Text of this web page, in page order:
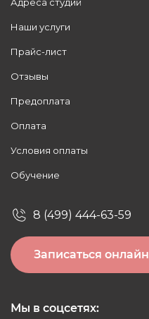
Наши услуги
Прайс-лист
Отзывы
Предоплата
Оплата
Условия оплаты
Обучение
8 (499) 444-63-59
Записаться онлайн
Мы в соцсетях: